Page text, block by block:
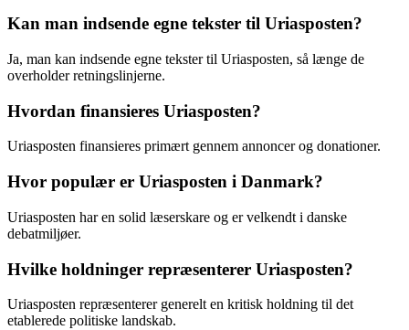
Kan man indsende egne tekster til Uriasposten?
Ja, man kan indsende egne tekster til Uriasposten, så længe de
overholder retningslinjerne.
Hvordan finansieres Uriasposten?
Uriasposten finansieres primært gennem annoncer og donationer.
Hvor populær er Uriasposten i Danmark?
Uriasposten har en solid læserskare og er velkendt i danske
debatmiljøer.
Hvilke holdninger repræsenterer Uriasposten?
Uriasposten repræsenterer generelt en kritisk holdning til det
etablerede politiske landskab.